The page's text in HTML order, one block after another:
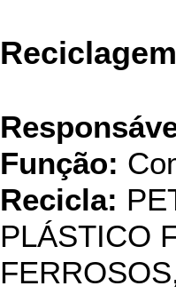
Função:
Recicla:
PLÁSTICO